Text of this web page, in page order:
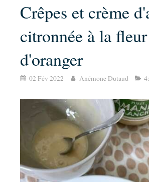
Crêpes et crème
citronnée à la fleur
d'oranger
02 Fév 2022 Anémone Dutaud